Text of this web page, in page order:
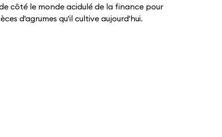
côté le monde acidulé de la finance pour
d'agrumes qu'il cultive aujourd'hui.